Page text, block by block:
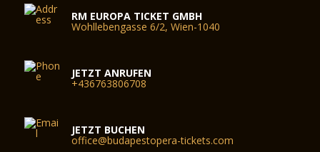
RM EUROPA TICKET GMBH
Wohllebengasse 6/2, Wien-1040
JETZT ANRUFEN
+436763806708
JETZT BUCHEN
office@budapestopera-tickets.com